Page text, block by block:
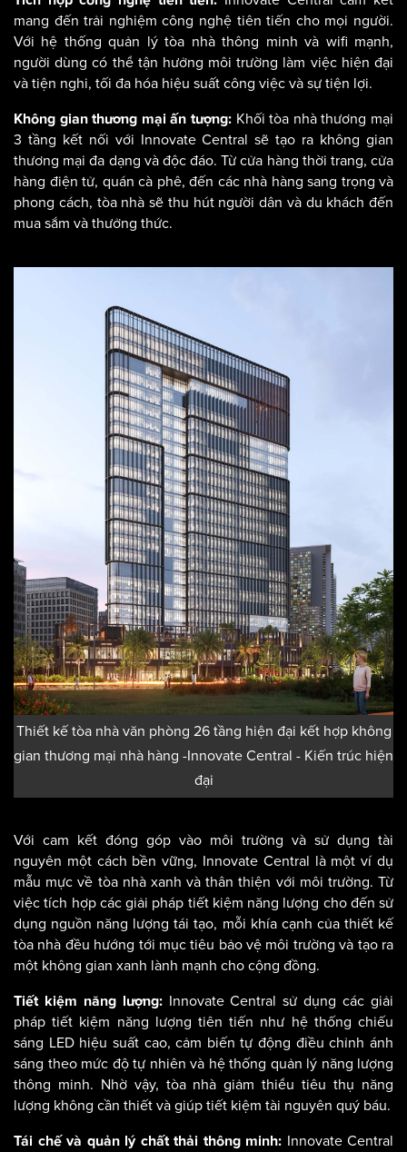
mang đến trải nghiệm công nghệ tiên tiến cho mọi người.
Với hệ thống quản lý tòa nhà thông minh và wifi mạnh,
người dùng có thể tận hưởng môi trường làm việc hiện đại
và tiện nghi, tối đa hóa hiệu suất công việc và sự tiện lợi.
Không gian thương mại ấn tượng: Khối tòa nhà thương mại
3 tầng kết nối với Innovate Central sẽ tạo ra không gian
thương mại đa dạng và độc đáo. Từ cửa hàng thời trang, cửa
hàng điện tử, quán cà phê, đến các nhà hàng sang trọng và
phong cách, tòa nhà sẽ thu hút người dân và du khách đến
mua sắm và thưởng thức.
Thiết kế tòa nhà văn phòng 26 tầng hiện đại kết hợp không
gian thương mại nhà hàng -Innovate Central - Kiến trúc hiện
đại
Với cam kết đóng góp vào môi trường và sử dụng tài
nguyên một cách bền vững, Innovate Central là một ví dụ
mẫu mực về tòa nhà xanh và thân thiện với môi trường. Từ
việc tích hợp các giải pháp tiết kiệm năng lượng cho đến sử
dụng nguồn năng lượng tái tạo, mỗi khía cạnh của thiết kế
tòa nhà đều hướng tới mục tiêu bảo vệ môi trường và tạo ra
một không gian xanh lành mạnh cho cộng đồng.
Tiết kiệm năng lượng:Innovate Central sử dụng các giải
pháp tiết kiệm năng lượng tiên tiến như hệ thống chiếu
sáng LED hiệu suất cao, cảm biến tự động điều chỉnh ánh
sáng theo mức độ tự nhiên và hệ thống quản lý năng lượng
thông minh. Nhờ vậy, tòa nhà giảm thiểu tiêu thụ năng
lượng không cần thiết và giúp tiết kiệm tài nguyên quý báu.
Tái chế và quản lý chất thải thông minh: Innovate Central